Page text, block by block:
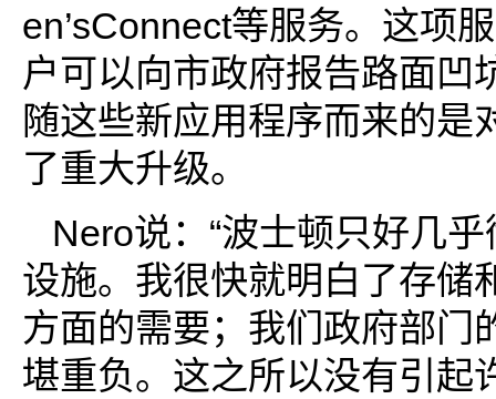
en’sConnect等服务。这项
户可以向市政府报告路面凹
随这些新应用程序而来的是
了重大升级。
Nero说：“波士顿只好几
设施。我很快就明白了存储
方面的需要；我们政府部门
堪重负。这之所以没有引起